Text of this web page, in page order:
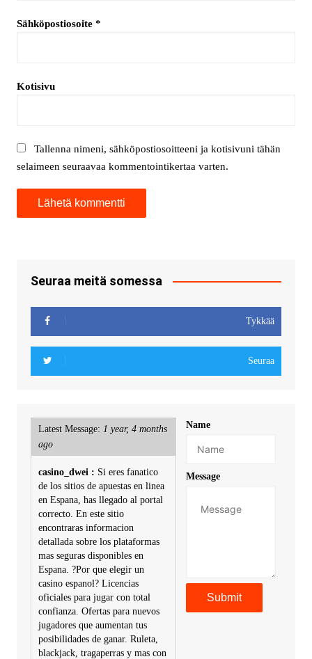
Sähköpostiosoite *
Kotisivu
Tallenna nimeni, sähköpostiosoitteeni ja kotisivuni tähän
selaimeen seuraavaa kommentointikertaa varten.
Seuraa meitä somessa
Tykkää
Seuraa
Latest Message: 1 year, 4 months
ago
casino_dwei : Si eres fanatico
de los sitios de apuestas en linea
en Espana, has llegado al portal
correcto. En este sitio
encontraras informacion
detallada sobre los plataformas
mas seguras disponibles en
Espana. ?Por que elegir un
casino espanol? Licencias
oficiales para jugar con total
confianza. Ofertas para nuevos
jugadores que aumentan tus
posibilidades de ganar. Ruleta,
blackjack, tragaperras y mas con
Name
Message